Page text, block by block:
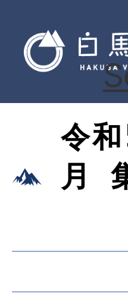
令
月